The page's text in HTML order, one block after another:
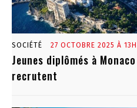
SOCIÉTÉ 27 OCTOBRE 2025 À
Jeunes diplômés à
recrutent